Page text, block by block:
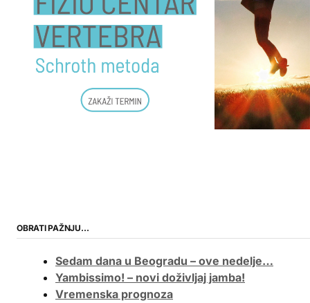
OBRATI PAŽNJU…
Sedam dana u Beogradu – ove nedelje…
Yambissimo! – novi doživljaj jamba!
Vremenska prognoza